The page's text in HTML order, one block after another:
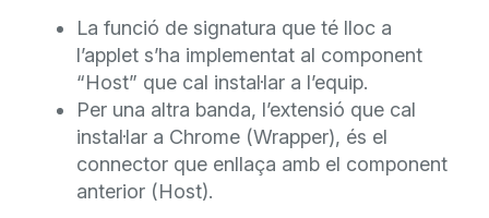
La funció de signatura que té lloc a
l’applet s’ha implementat al component
“Host” que cal instal·lar a l’equip.
Per una altra banda, l’extensió que cal
instal·lar a Chrome (Wrapper), és el
connector que enllaça amb el component
anterior (Host).